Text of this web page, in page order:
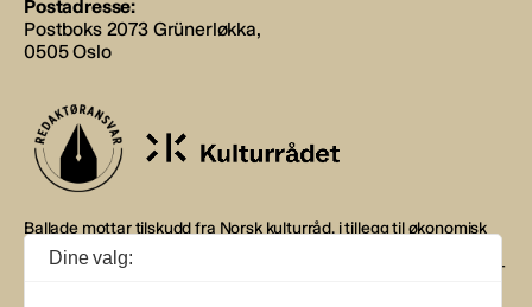
Postadresse:
Postboks 2073 Grünerløkka,
0505 Oslo
Ballade mottar tilskudd fra Norsk kulturråd, i tillegg til økonomisk
støtte fra eierne NOPA, Norsk komponistforening og
Musikkforleggerne. Ballade drives etter Redaktør- og Vær Varsom-
Dine valg: